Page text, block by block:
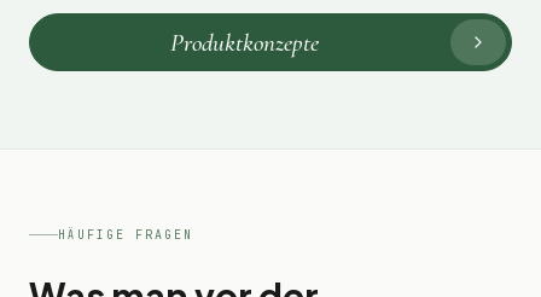
Produktkonzepte
HÄUFIGE FRAGEN